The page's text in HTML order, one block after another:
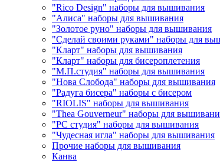
"Rico Design" наборы для вышивания
"Алиса" наборы для вышивания
"Золотое руно" наборы для вышивания
"Сделай своими руками" наборы для
"Кларт" наборы для вышивания
"Кларт" наборы для бисероплетения
"М.П.студия" наборы для вышивания
"Нова Слобода" наборы для вышивания
"Радуга бисера" наборы с бисером
"RIOLIS" наборы для вышивания
"Thea Gouverneur" наборы для
"РС студия" наборы для вышивания
"Чудесная игла" наборы для вышивания
Прочие наборы для вышивания
Канва